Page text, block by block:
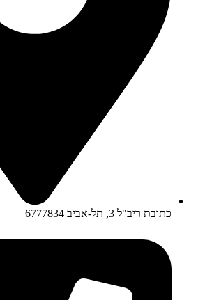
כתובת ריב"ל 3, תל-אביב 6777834